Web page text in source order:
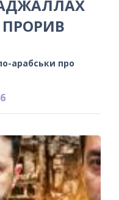
арабськи про